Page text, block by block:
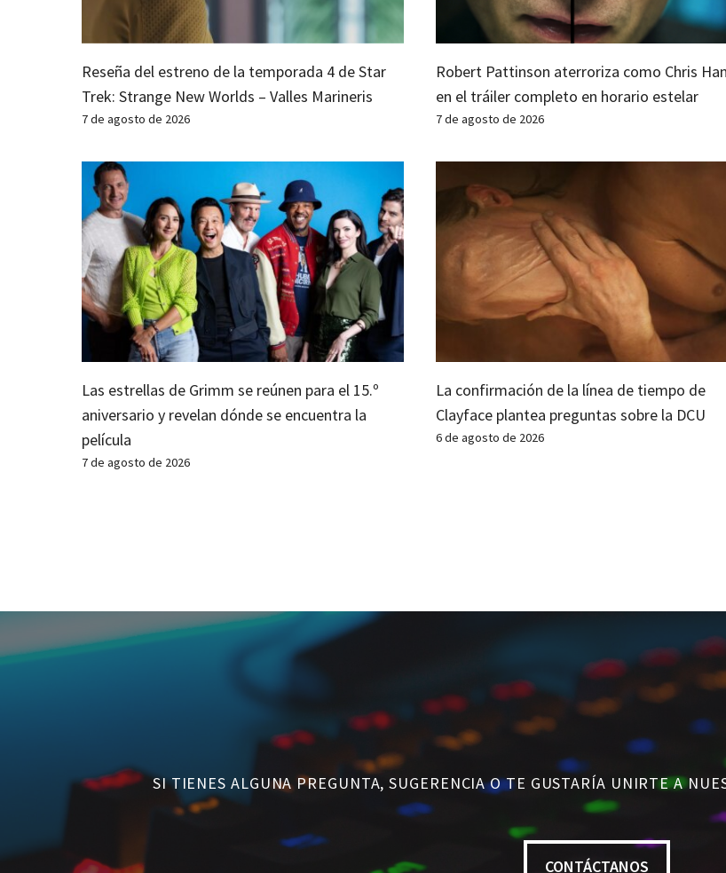
Reseña del estreno de la temporada 4 de Star
Trek: Strange New Worlds – Valles Marineris
7 de agosto de 2026
Robert Pattinson aterroriza como Chris
en el tráiler completo en horario estelar
7 de agosto de 2026
Las estrellas de Grimm se reúnen para el 15.º
aniversario y revelan dónde se encuentra la
película
7 de agosto de 2026
La confirmación de la línea de tiempo de
Clayface plantea preguntas sobre la DCU
6 de agosto de 2026
SI TIENES ALGUNA PREGUNTA, SUGERENCIA O TE GUSTARÍA UNIRTE A
CONTÁCTANOS